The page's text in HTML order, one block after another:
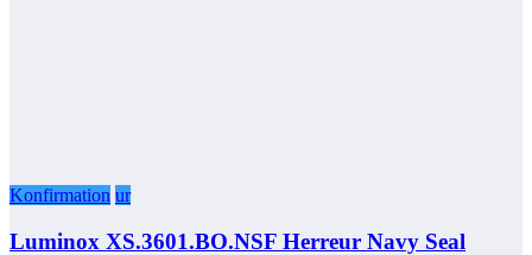
Konfirmation ur
Luminox XS.3601.BO.NSF Herreur Navy Seal